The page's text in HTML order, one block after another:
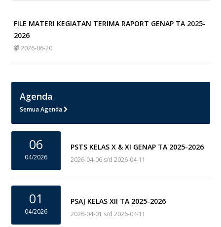
FILE MATERI KEGIATAN TERIMA RAPORT GENAP TA 2025-
2026
2026-06-20
Agenda
Semua Agenda
06
04/2026
PSTS KELAS X & XI GENAP TA 2025-2026
2026-04-06 s/d 2026-04-11
01
04/2026
PSAJ KELAS XII TA 2025-2026
2026-04-01 s/d 2026-04-11